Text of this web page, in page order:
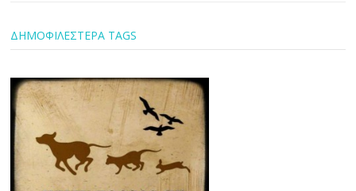
ΔΗΜΟΦΙΛΕΣΤΕΡΑ TAGS